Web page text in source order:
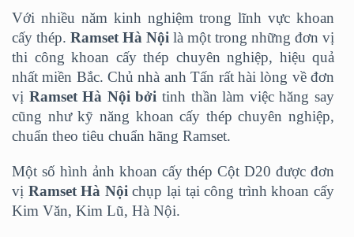
Với nhiều năm kinh nghiệm trong lĩnh vực khoan
cấy thép. Ramset Hà Nội là một trong những đơn vị
thi công khoan cấy thép chuyên nghiệp, hiệu quả
nhất miền Bắc. Chủ nhà anh Tấn rất hài lòng về đơn
vị Ramset Hà Nội bởi tinh thần làm việc hăng say
cũng như kỹ năng khoan cấy thép chuyên nghiệp,
chuẩn theo tiêu chuẩn hãng Ramset.
Một số hình ảnh khoan cấy thép Cột D20 được đơn
vị Ramset Hà Nội chụp lại tại công trình khoan cấy
Kim Văn, Kim Lũ, Hà Nội.